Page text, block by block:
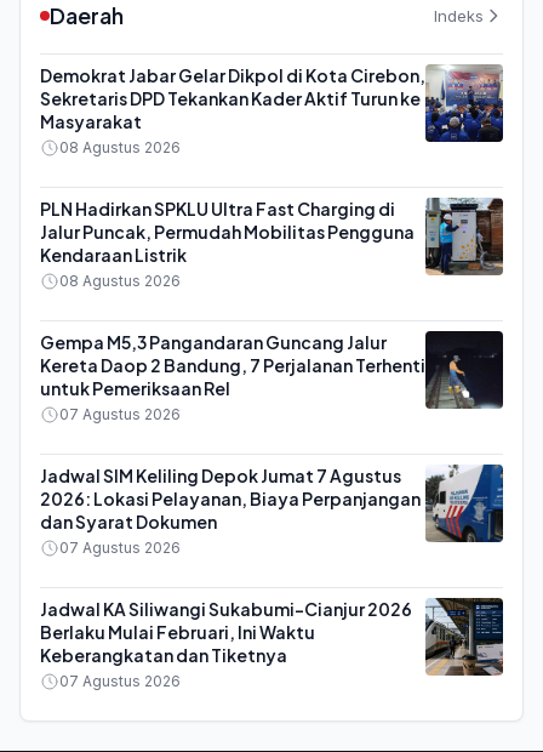
Daerah Indeks
Demokrat Jabar Gelar Dikpol di Kota Cirebon,
Sekretaris DPD Tekankan Kader Aktif Turun ke
Masyarakat
08 Agustus 2026
PLN Hadirkan SPKLU Ultra Fast Charging di
Jalur Puncak, Permudah Mobilitas Pengguna
Kendaraan Listrik
08 Agustus 2026
Gempa M5,3 Pangandaran Guncang Jalur
Kereta Daop 2 Bandung, 7 Perjalanan Terhenti
untuk Pemeriksaan Rel
07 Agustus 2026
Jadwal SIM Keliling Depok Jumat 7 Agustus
2026: Lokasi Pelayanan, Biaya Perpanjangan
dan Syarat Dokumen
07 Agustus 2026
Jadwal KA Siliwangi Sukabumi-Cianjur 2026
Berlaku Mulai Februari, Ini Waktu
Keberangkatan dan Tiketnya
07 Agustus 2026